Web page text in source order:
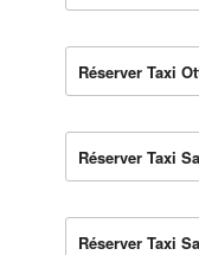
Réserver Taxi
Réserver Taxi
Réserver Taxi